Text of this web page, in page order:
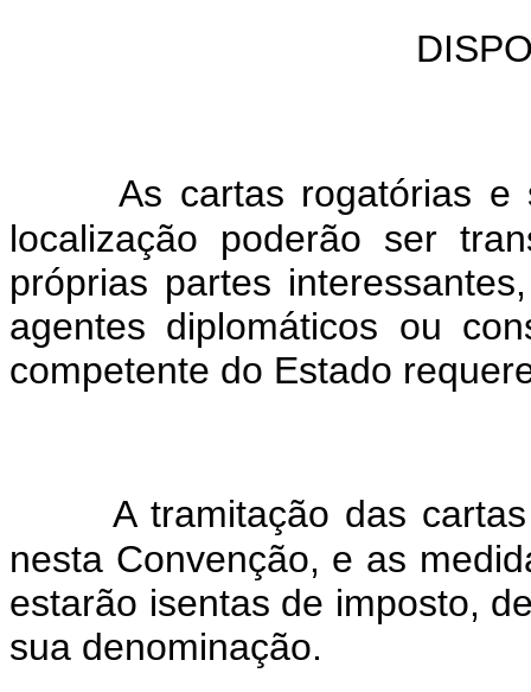
As cartas rogatórias e
localização poderão ser
próprias partes
agentes diplomáticos ou
competente do Estado
A tramitação das
nesta Convenção, e as
estarão isentas de imposto,
sua denominação.